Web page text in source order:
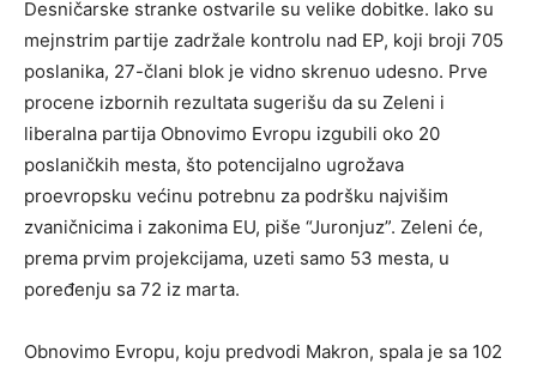
Desničarske stranke ostvarile su velike dobitke. Iako su
mejnstrim partije zadržale kontrolu nad EP, koji broji 705
poslanika, 27-člani blok je vidno skrenuo udesno. Prve
procene izbornih rezultata sugerišu da su Zeleni i
liberalna partija Obnovimo Evropu izgubili oko 20
poslaničkih mesta, što potencijalno ugrožava
proevropsku većinu potrebnu za podršku najvišim
zvaničnicima i zakonima EU, piše “Juronjuz”. Zeleni će,
prema prvim projekcijama, uzeti samo 53 mesta, u
poređenju sa 72 iz marta.
Obnovimo Evropu, koju predvodi Makron, spala je sa 102